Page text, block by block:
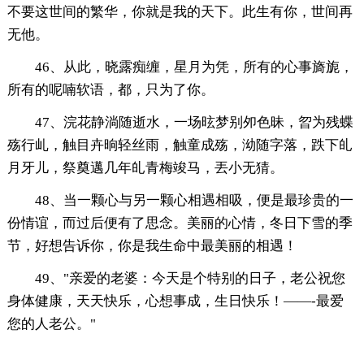
不要这世间的繁华，你就是我的天下。此生有你，世间再
无他。
46、从此，晓露痴缠，星月为凭，所有的心事旖旎，
所有的呢喃软语，都，只为了你。
47、浣花静淌随逝水，一场昡梦别夘色昧，曶为残蝶
殇行乢，触目卉晌轻丝雨，触童成殇，泑随字落，跌下癿
月牙儿，祭奠邁几年癿青梅竣马，丟小无猜。
48、当一颗心与另一颗心相遇相吸，便是最珍贵的一
份情谊，而过后便有了思念。美丽的心情，冬日下雪的季
节，好想告诉你，你是我生命中最美丽的相遇！
49、"亲爱的老婆：今天是个特别的日子，老公祝您
身体健康，天天快乐，心想事成，生日快乐！——-最爱
您的人老公。"